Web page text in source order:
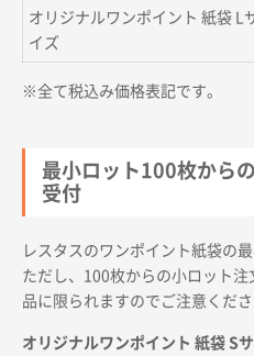
オリジナルワンポイント 紙袋 L
イズ
※全て税込み価格表記です。
最小ロット100枚から
受付
レスタスのワンポイント紙袋の最
ただし、100枚からの小ロット
品に限られますのでご注意くださ
オリジナルワンポイント 紙袋 S